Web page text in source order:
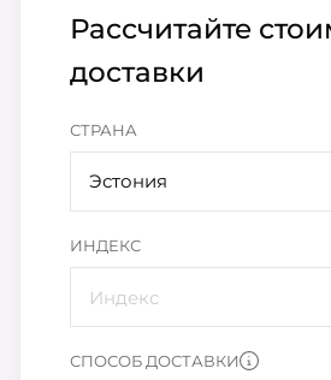
Рассчитайте
доставки
СТРАНА
Эстония
ИНДЕКС
СПОСОБ ДОСТАВКИ